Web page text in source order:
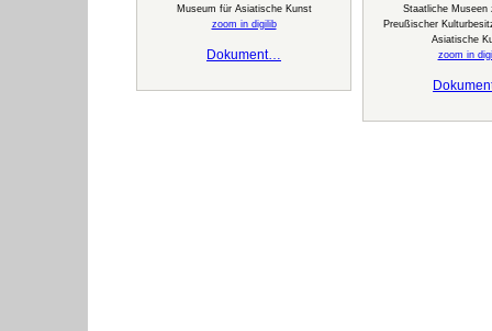
Museum für Asiatische Kunst
zoom in digilib
Dokument…
Staatliche Museen
Preußischer
Asiatische
zoom in